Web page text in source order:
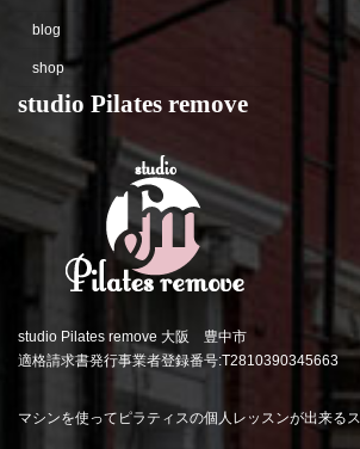
blog
shop
studio Pilates remove
studio Pilates remove 大阪 豊中市
適格請求書発行事業者登録番号:T2810390345663
マシンを使ってピラティスの個人レッスンが出来る